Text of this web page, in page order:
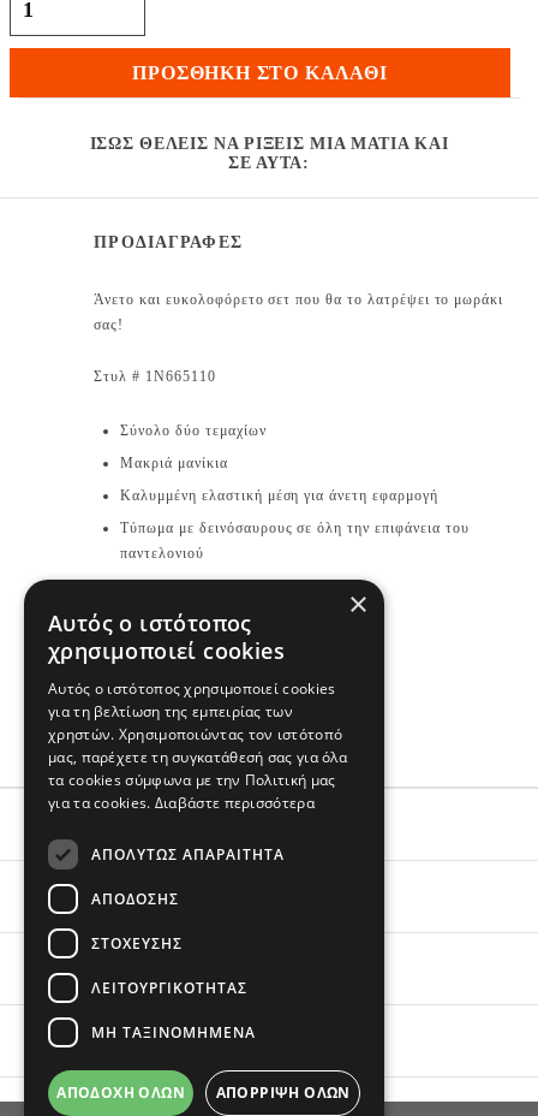
καρχαρίες, μπλε-πράσινο ποσότητα
ΠΡΟΣΘΉΚΗ ΣΤΟ ΚΑΛΆΘΙ
ΊΣΩΣ ΘΈΛΕΙΣ ΝΑ ΡΊΞΕΙΣ ΜΙΑ ΜΑΤΙΆ ΚΑΙ
ΣΕ ΑΥΤΆ:
ΠΡΟΔΙΑΓΡΑΦΕΣ
Άνετο και ευκολοφόρετο σετ που θα το λατρέψει το μωράκι
σας!
Στυλ # 1N665110
Σύνολο δύο τεμαχίων
Μακριά μανίκια
Καλυμμένη ελαστική μέση για άνετη εφαρμογή
Τύπωμα με δεινόσαυρους σε όλη την επιφάνεια του
παντελονιού
Σύνθεση & Φροντίδα
100% βαμβάκι
Εισαγωγής
Πλένεται στο πλυντήριο
ΟΙ ΑΓΟΡΕΣ ΣΟΥ
BRANDS
×
Αυτός ο ιστότοπος
χρησιμοποιεί cookies
Αυτός ο ιστότοπος χρησιμοποιεί cookies
για τη βελτίωση της εμπειρίας των
χρηστών. Χρησιμοποιώντας τον ιστότοπό
μας, παρέχετε τη συγκατάθεσή σας για όλα
τα cookies σύμφωνα με την Πολιτική μας
για τα cookies. Διαβάστε περισσότερα
ΑΠΟΛΎΤΩΣ ΑΠΑΡΑΊΤΗΤΑ
ΑΠΌΔΟΣΗΣ
ΣΤΌΧΕΥΣΗΣ
ΛΕΙΤΟΥΡΓΙΚΌΤΗΤΑΣ
ΜΗ ΤΑΞΙΝΟΜΗΜΈΝΑ
ΑΠΟΔΟΧΉ ΌΛΩΝ ΑΠΌΡΡΙΨΗ ΌΛΩΝ